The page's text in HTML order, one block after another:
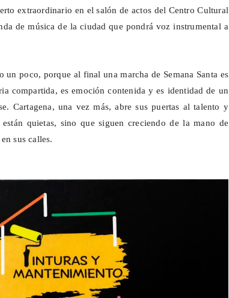
extraordinario en el salón de actos del Centro Cultural
de música de la ciudad que pondrá voz instrumental a
un poco, porque al final una marcha de Semana Santa es
compartida, es emoción contenida y es identidad de un
Cartagena, una vez más, abre sus puertas al talento y
quietas, sino que siguen creciendo de la mano de
sus calles.